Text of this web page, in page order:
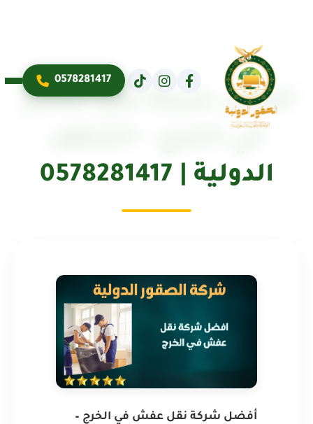
0578281417
أفضل شركة نقل عفش
الدولية | 0578281417
أفضل شركة نقل عفش في الخرج –